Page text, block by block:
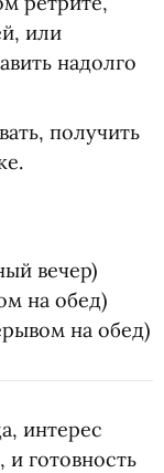
или
надолго
получить
вечер)
на обед)
на обед)
интерес
готовность